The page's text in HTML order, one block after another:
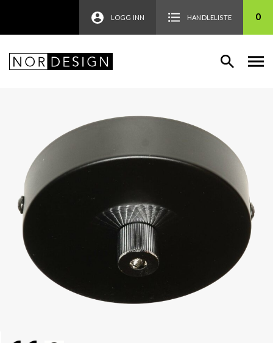
LOGG INN HANDLELISTE 0